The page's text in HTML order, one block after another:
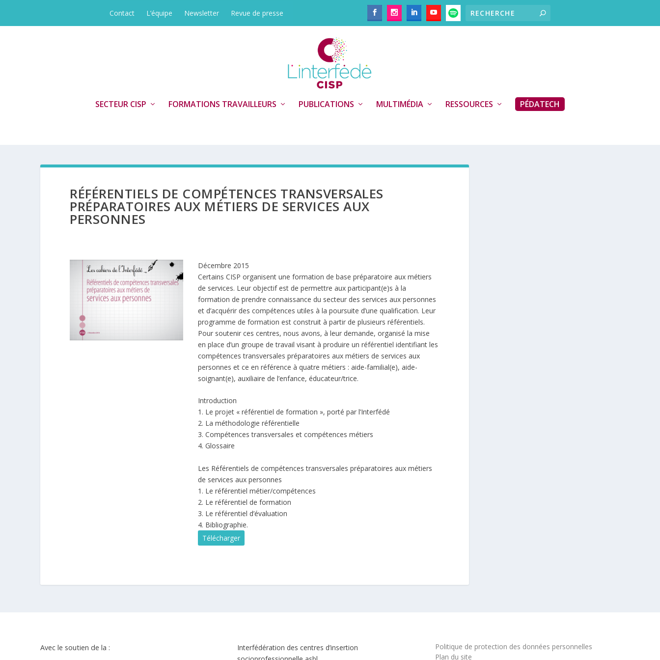
Contact L’équipe Newsletter Revue de presse
SECTEUR CISP FORMATIONS TRAVAILLEURS PUBLICATIONS MULTIMÉDIA RESSOURCES PÉDATECH
RÉFÉRENTIELS DE COMPÉTENCES TRANSVERSALES
PRÉPARATOIRES AUX MÉTIERS DE SERVICES AUX
PERSONNES
Décembre 2015
Certains CISP organisent une formation de base préparatoire aux métiers
de services. Leur objectif est de permettre aux participant(e)s à la
formation de prendre connaissance du secteur des services aux personnes
et d’acquérir des compétences utiles à la poursuite d’une qualification. Leur
programme de formation est construit à partir de plusieurs référentiels.
Pour soutenir ces centres, nous avons, à leur demande, organisé la mise
en place d’un groupe de travail visant à produire un référentiel identifiant les
compétences transversales préparatoires aux métiers de services aux
personnes et ce en référence à quatre métiers : aide-familial(e), aide-
soignant(e), auxiliaire de l’enfance, éducateur/trice.
Introduction
1. Le projet « référentiel de formation », porté par l’Interfédé
2. La méthodologie référentielle
3. Compétences transversales et compétences métiers
4. Glossaire
Les Référentiels de compétences transversales préparatoires aux métiers
de services aux personnes
1. Le référentiel métier/compétences
2. Le référentiel de formation
3. Le référentiel d’évaluation
4. Bibliographie.
Télécharger
Avec le soutien de la :
Interfédération des centres d’insertion
Politique de protection des données personnelles
Plan du site